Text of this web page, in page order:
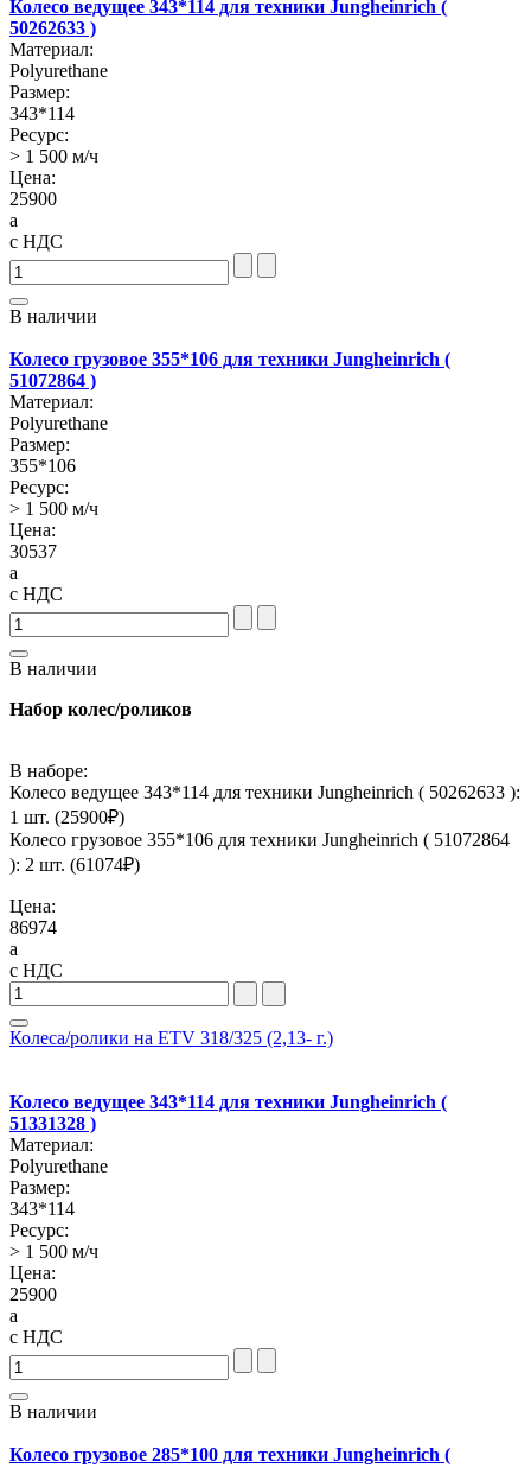
Колесо ведущее 343*114 для техники Jungheinrich (
50262633 )
Материал:
Polyurethane
Размер:
343*114
Ресурс:
> 1 500 м/ч
Цена:
25900
a
с НДС
В наличии
Колесо грузовое 355*106 для техники Jungheinrich (
51072864 )
Материал:
Polyurethane
Размер:
355*106
Ресурс:
> 1 500 м/ч
Цена:
30537
a
с НДС
В наличии
Набор колес/роликов
В наборе:
Колесо ведущее 343*114 для техники Jungheinrich ( 50262633 ):
1 шт. (25900₽)
Колесо грузовое 355*106 для техники Jungheinrich ( 51072864
): 2 шт. (61074₽)
Цена:
86974
a
с НДС
Колеса/ролики на ETV 318/325 (2,13- г.)
Колесо ведущее 343*114 для техники Jungheinrich (
51331328 )
Материал:
Polyurethane
Размер:
343*114
Ресурс:
> 1 500 м/ч
Цена:
25900
a
с НДС
В наличии
Колесо грузовое 285*100 для техники Jungheinrich (